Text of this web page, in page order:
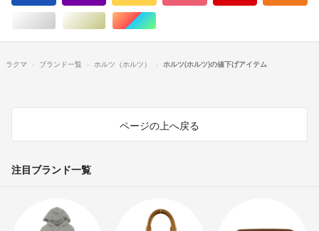
シルバー/銀色系ゴールド/金色系マルチカラー
ラクマ ブランド一覧 ホルツ（ホルツ） ホルツ(ホルツ)の値下げアイテム
ページの上へ戻る
注目ブランド一覧